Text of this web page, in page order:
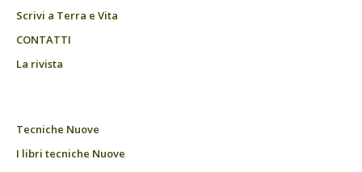
Scrivi a Terra e Vita
CONTATTI
La rivista
Tecniche Nuove
I libri tecniche Nuove